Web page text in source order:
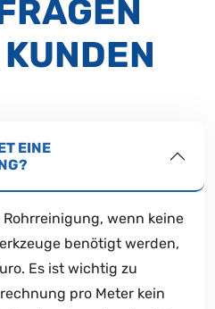
EINE
wenn keine
benötigt werden,
Es ist wichtig zu
pro Meter kein